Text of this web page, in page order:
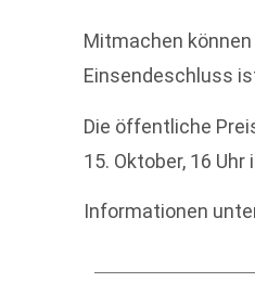
Mitmachen
Einsendeschluss
Die öffentliche
15. Oktober, 16
Informationen